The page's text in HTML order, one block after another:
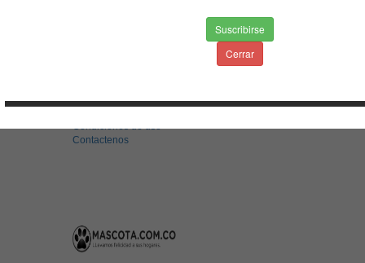
Envios & Devoluciones
Condiciones de uso
Contactenos
Suscribirse
Cerrar